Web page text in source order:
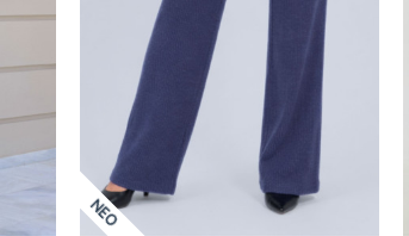
ΝΕΟ